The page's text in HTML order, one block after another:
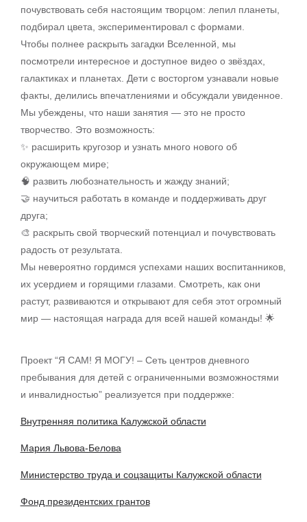
почувствовать себя настоящим творцом: лепил планеты,
подбирал цвета, экспериментировал с формами.
Чтобы полнее раскрыть загадки Вселенной, мы
посмотрели интересное и доступное видео о звёздах,
галактиках и планетах. Дети с восторгом узнавали новые
факты, делились впечатлениями и обсуждали увиденное.
Мы убеждены, что наши занятия — это не просто
творчество. Это возможность:
✨ расширить кругозор и узнать много нового об
окружающем мире;
🧠 развить любознательность и жажду знаний;
🤝 научиться работать в команде и поддерживать друг
друга;
🎨 раскрыть свой творческий потенциал и почувствовать
радость от результата.
Мы невероятно гордимся успехами наших воспитанников,
их усердием и горящими глазами. Смотреть, как они
растут, развиваются и открывают для себя этот огромный
мир — настоящая награда для всей нашей команды! 🌟
Проект “Я САМ! Я МОГУ! – Сеть центров дневного
пребывания для детей с ограниченными возможностями
и инвалидностью” реализуется при поддержке:
Внутренняя политика Калужской области
Мария Львова-Белова
Министерство труда и соцзащиты Калужской области
Фонд президентских грантов